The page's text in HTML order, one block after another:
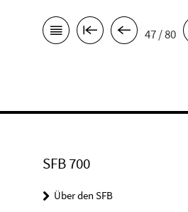
47 / 80
SFB 700
Über den SFB